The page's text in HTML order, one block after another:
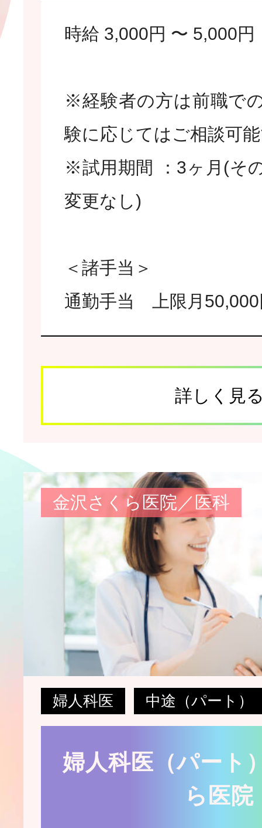
時給 3,000円 〜 5,000円
※経験者の方は前職で
験に応じてはご相談可
※試用期間 ：3ヶ月(そ
変更なし)
＜諸手当＞
通勤手当 上限月50,000
詳しく見
金沢さくら医院／医科
婦人科医 中途（パート）
婦人科医（パート
ら医院